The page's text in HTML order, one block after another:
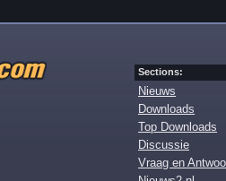
Sections:
Nieuws
Downloads
Top Downloads
Discussie
Vraag en